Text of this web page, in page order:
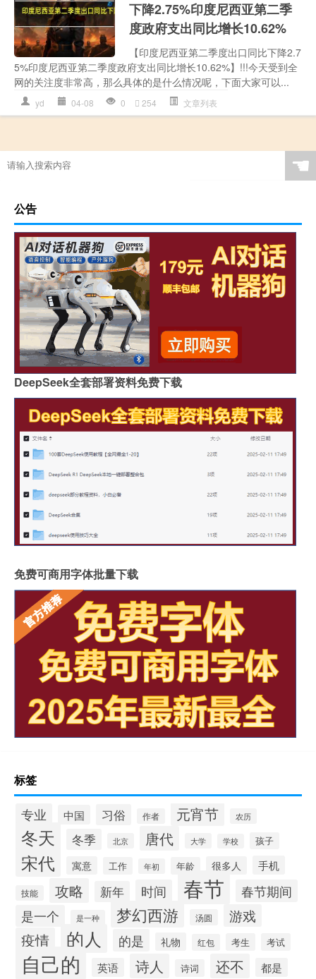
下降2.75%印度尼西亚第二季
度政府支出同比增长10.62%
【印度尼西亚第二季度出口同比下降2.7
5%印度尼西亚第二季度政府支出同比增长10.62%】!!!今天受到全
网的关注度非常高，那么具体的是什么情况呢，下面大家可以...
yd 04-08 0 254 文章列表
☚
公告
DeepSeek全套部署资料免费下载
免费可商用字体批量下载
标签
专业 中国 习俗 作者 元宵节 农历
冬天 冬季 北京 唐代 大学 学校 孩子
宋代 寓意 工作 年初 年龄 很多人 手机
技能 攻略 新年 时间 春节 春节期间
是一个 是一种 梦幻西游 汤圆 游戏
疫情 的人 的是 礼物 红包 考生 考试
自己的 英语 诗人 诗词 还不 都是